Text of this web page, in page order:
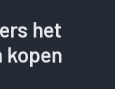
het
kopen